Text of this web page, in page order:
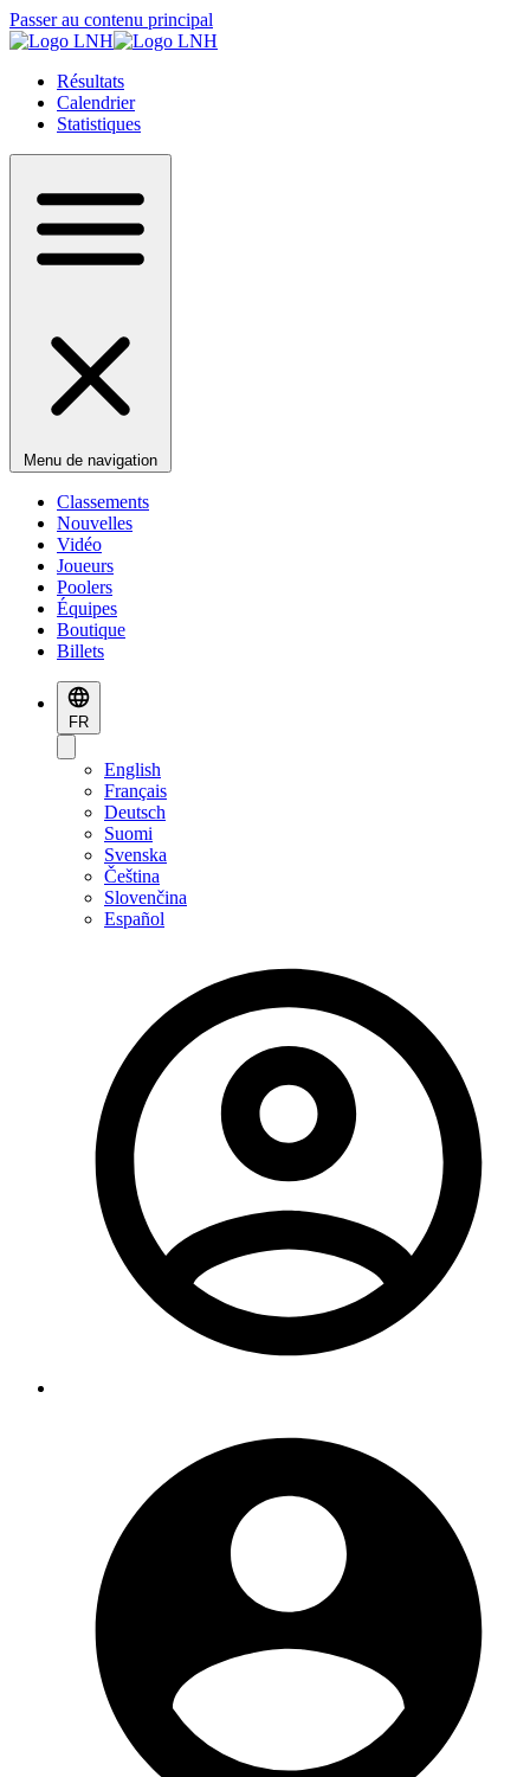
Passer au contenu principal
Résultats
Calendrier
Statistiques
Menu de navigation
Classements
Nouvelles
Vidéo
Joueurs
Poolers
Équipes
Boutique
Billets
FR
English
Français
Deutsch
Suomi
Svenska
Čeština
Slovenčina
Español